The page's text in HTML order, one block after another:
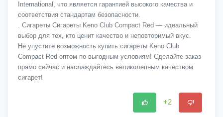
International, что является гарантией высокого качества и
соответствия стандартам безопасности.
. Сигареты Сигареты Keno Club Compact Red — идеальный
выбор для тех, кто ценит качество и неповторимый вкус.
Не упустите возможность купить сигареты Keno Club
Compact Red оптом по выгодным условиям! Сделайте заказ
прямо сейчас и наслаждайтесь великолепным качеством
сигарет!
+2